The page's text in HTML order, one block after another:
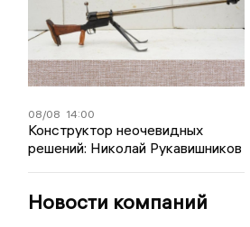
08/08 14:00
Конструктор неочевидных
решений: Николай Рукавишников
Новости компаний